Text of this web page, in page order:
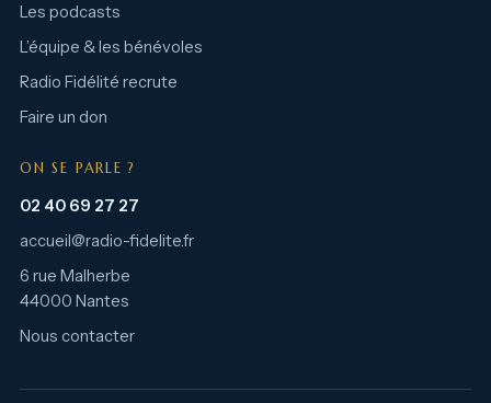
Les podcasts
L’équipe & les bénévoles
Radio Fidélité recrute
Faire un don
ON SE PARLE ?
02 40 69 27 27
accueil@radio-fidelite.fr
6 rue Malherbe
44000 Nantes
Nous contacter